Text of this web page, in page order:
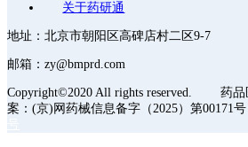
关于药研通
地址：北京市朝阳区高碑店村二区9-7
邮箱：zy@bmprd.com
Copyright©2020 All rights reserved. 药品
案：(京)网药械信息备字（2025）第